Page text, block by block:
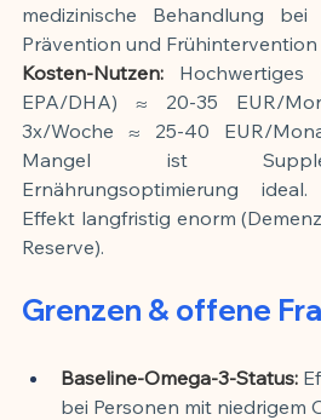
medizinische Behandlung
Prävention und
Kosten-Nutzen: Hochwertiges
EPA/DHA) ≈ 20-35 EUR/
3x/Woche ≈ 25-40 EUR/
Mangel ist
Ernährungsoptimierung
Effekt langfristig enorm
Reserve).
Grenzen & offene
Baseline-Omega-3-Status:
bei Personen mit niedrigem